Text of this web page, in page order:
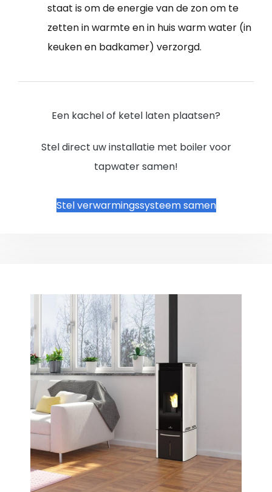
staat is om de energie van de zon om te
zetten in warmte en in huis warm water (in
keuken en badkamer) verzorgd.
Een kachel of ketel laten plaatsen?
Stel direct uw installatie met boiler voor
tapwater samen!
Stel verwarmingssysteem samen